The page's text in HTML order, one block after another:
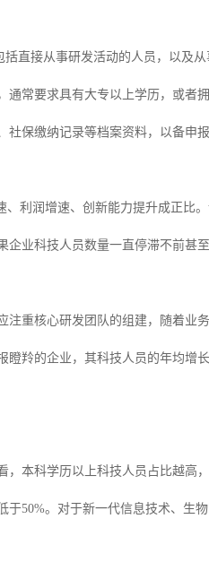
直接从事研发活动的人员，以及
常要求具有大专以上学历，或者
保缴纳记录等档案资料，以备申报
利润增速、创新能力提升成正比
业科技人员数量一直停滞不前甚
重核心研发团队的组建，随着业
羚的企业，其科技人员的年均增
本科学历以上科技人员占比越高
50%。对于新一代信息技术、生